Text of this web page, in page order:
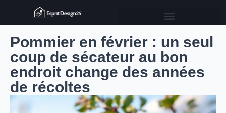
Pommier en février : un seul
coup de sécateur au bon
endroit change des années
de récoltes